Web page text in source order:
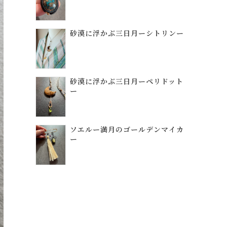
砂漠に浮かぶ三日月ーシトリンー
砂漠に浮かぶ三日月ーペリドット
ー
ソエルー満月のゴールデンマイカ
ー